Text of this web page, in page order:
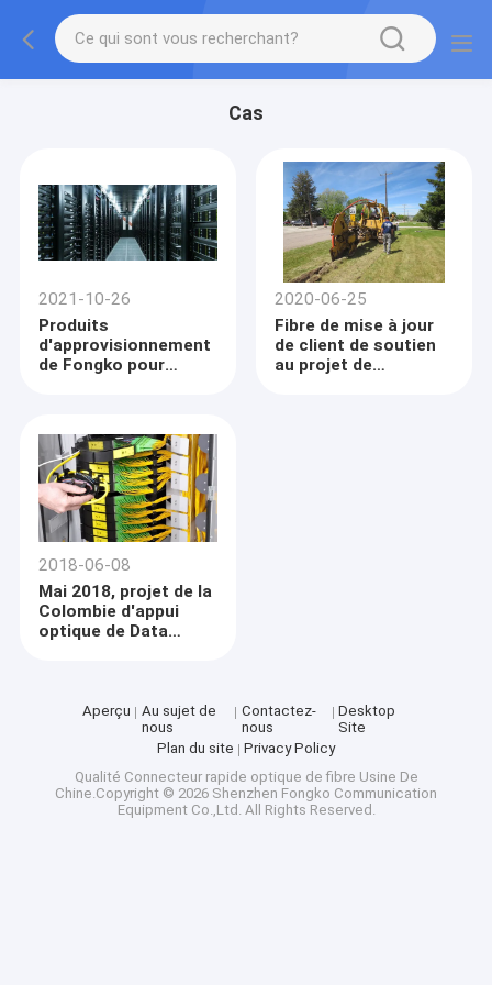
Cas
2021-10-26
Produits
d'approvisionnement
de Fongko pour
2020-06-25
Fibre de mise à jour
de client de soutien
au projet de
2018-06-08
Mai 2018, projet de la
Colombie d'appui
optique de Data
Aperçu
Au sujet de
nous
Contactez-
nous
Desktop
Site
Plan du site
Privacy Policy
Qualité Connecteur rapide optique de fibre Usine De
Chine.Copyright © 2026 Shenzhen Fongko Communication
Equipment Co.,Ltd. All Rights Reserved.